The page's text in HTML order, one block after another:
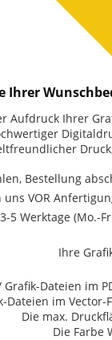
Ihrer
Aufdruck Ihrer
Bestellung
VOR
Werktage (Mo.-
Ihre
Grafik-Dateien im
Dateien im
Die max.
Die Farbe